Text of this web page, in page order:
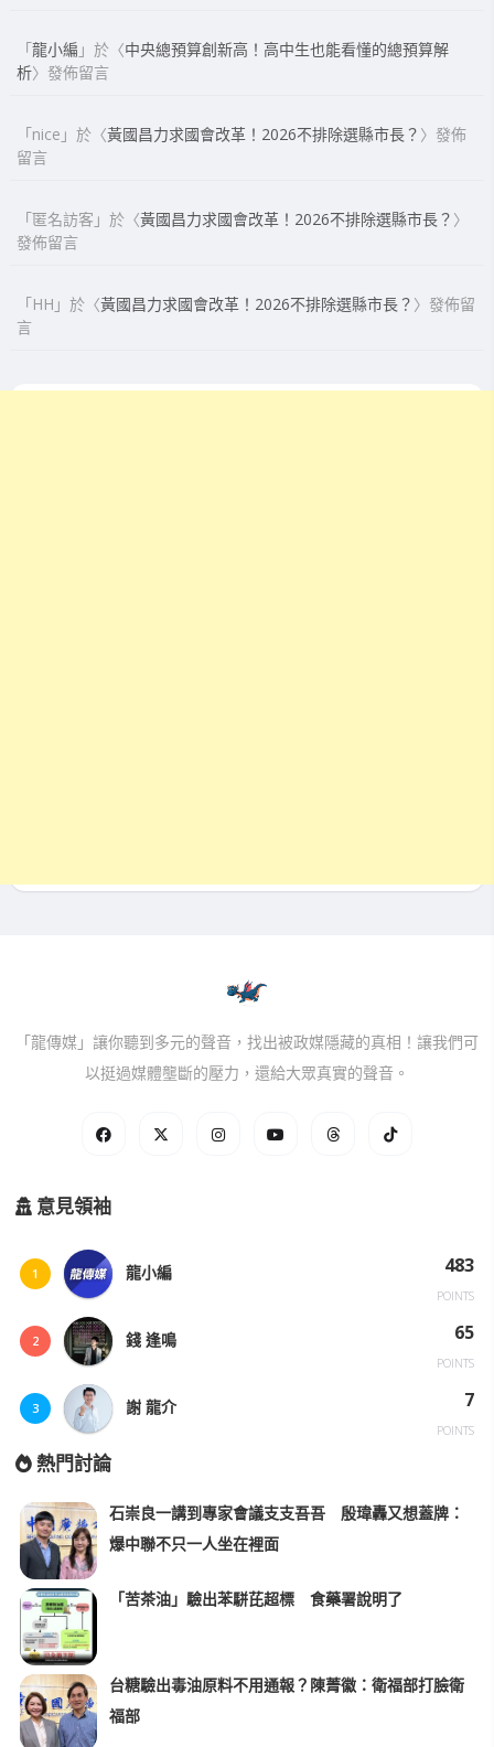
「龍小編 」於〈中央總預算創新高！高中生也能看懂的總預算解
析〉發佈留言
「nice 」於〈黃國昌力求國會改革！2026不排除選縣市長？ 〉發佈
留言
「匿名訪客 」於〈黃國昌力求國會改革！2026不排除選縣市長？ 〉
發佈留言
「HH 」於〈黃國昌力求國會改革！2026不排除選縣市長？ 〉發佈留
言
「龍傳媒」讓你聽到多元的聲音，找出被政媒隱藏的真相！讓我們可
以挺過媒體壟斷的壓力，還給大眾真實的聲音。
意見領袖
1 龍小編 483
POINTS
2 錢 逢鳴 65
POINTS
3 謝 龍介 7
POINTS
熱門討論
石崇良一講到專家會議支支吾吾 殷瑋轟又想蓋牌：
爆中聯不只一人坐在裡面
「苦茶油」驗出苯駢芘超標 食藥署說明了
台糖驗出毒油原料不用通報？陳菁徽：衛福部打臉衛
福部